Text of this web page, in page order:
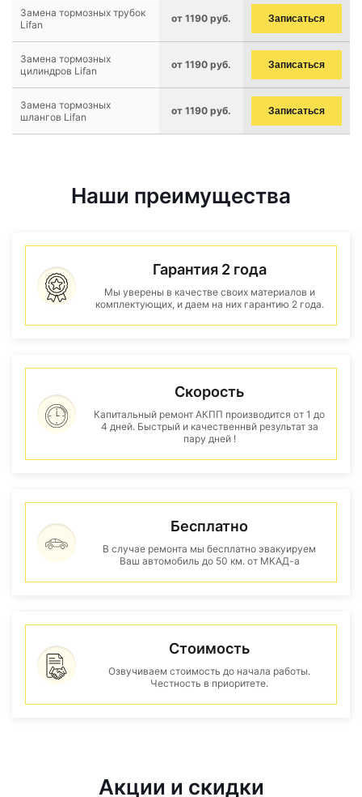
Замена тормозных трубок
Lifan
от 1190 руб. Записаться
Замена тормозных
цилиндров Lifan
от 1190 руб. Записаться
Замена тормозных
шлангов Lifan
от 1190 руб. Записаться
Наши преимущества
Гарантия 2 года
Мы уверены в качестве своих материалов и
комплектующих, и даем на них гарантию 2 года.
Скорость
Капитальный ремонт АКПП производится от 1 до
4 дней. Быстрый и качественнвй результат за
пару дней !
Бесплатно
В случае ремонта мы бесплатно эвакуируем
Ваш автомобиль до 50 км. от МКАД-а
Стоимость
Озвучиваем стоимость до начала работы.
Честность в приоритете.
Акции и скидки